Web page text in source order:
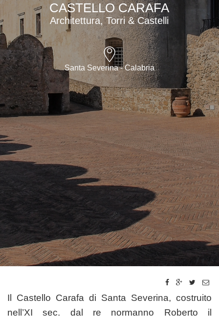
CASTELLO CARAFA
Architettura, Torri & Castelli
Santa Severina - Calabria
Il Castello Carafa di Santa Severina, costruito
nell’XI sec. dal re normanno Roberto il